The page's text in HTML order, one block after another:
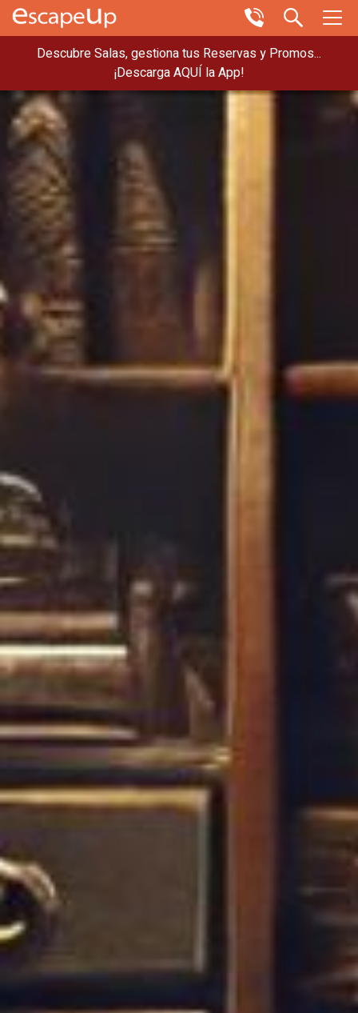
Descubre Salas, gestiona tus Reservas y Promos...
¡Descarga AQUÍ la App!